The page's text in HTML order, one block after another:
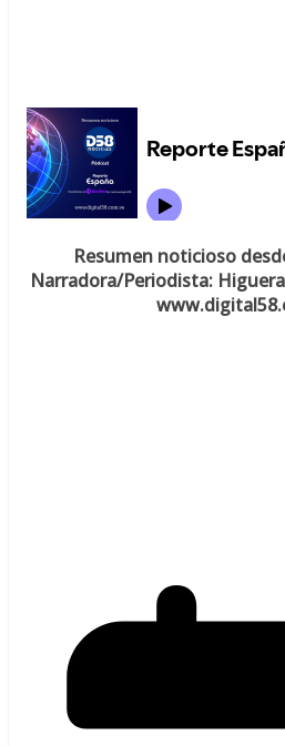
Resumen noticioso
Narradora/Periodista: